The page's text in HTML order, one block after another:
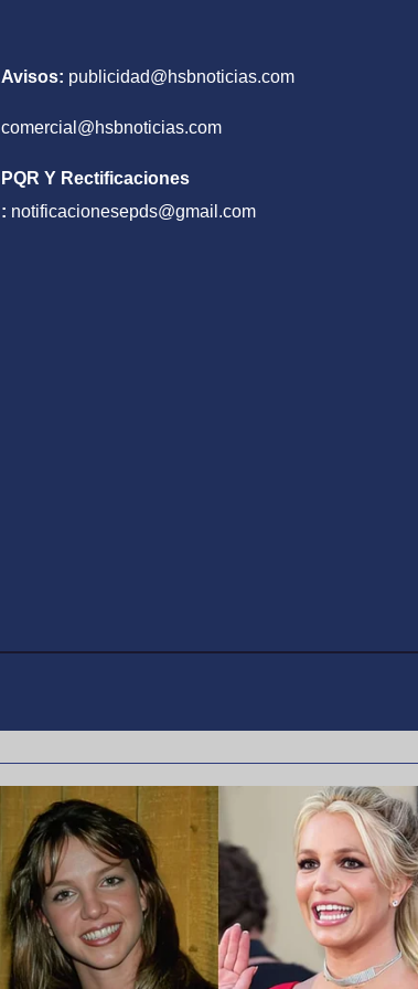
Avisos: publicidad@hsbnoticias.com
comercial@hsbnoticias.com
PQR Y Rectificaciones
: notificacionesepds@gmail.com